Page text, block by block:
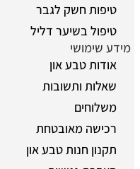
טיפות חשק לגבר
טיפול בשיער דליל
מידע שימושי
אודות טבע און
שאלות ותשובות
משלוחים
רכישה מאובטחת
תקנון חנות טבע און